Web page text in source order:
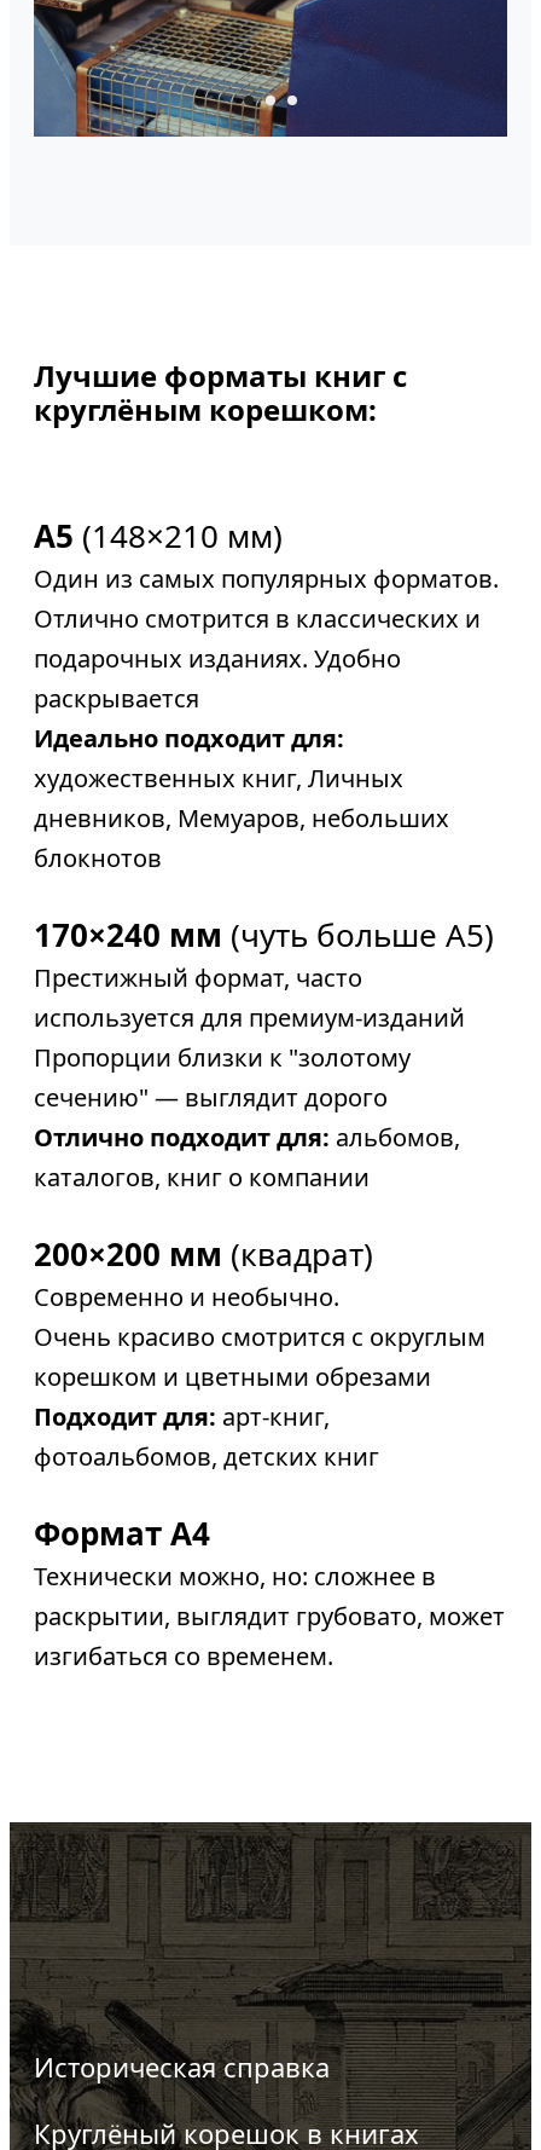
Лучшие форматы книг с
круглёным корешком:
A5 (148×210 мм)
Один из самых популярных форматов.
Отлично смотрится в классических и
подарочных изданиях. Удобно
раскрывается
Идеально подходит для:
художественных книг, Личных
дневников, Мемуаров, небольших
блокнотов
170×240 мм (чуть больше A5)
Престижный формат, часто
используется для премиум-изданий
Пропорции близки к "золотому
сечению" — выглядит дорого
Отлично подходит для: альбомов,
каталогов, книг о компании
200×200 мм (квадрат)
Современно и необычно.
Очень красиво смотрится с округлым
корешком и цветными обрезами
Подходит для: арт-книг,
фотоальбомов, детских книг
Формат A4
Технически можно, но: сложнее в
раскрытии, выглядит грубовато, может
изгибаться со временем.
Историческая справка
Круглёный корешок в книгах